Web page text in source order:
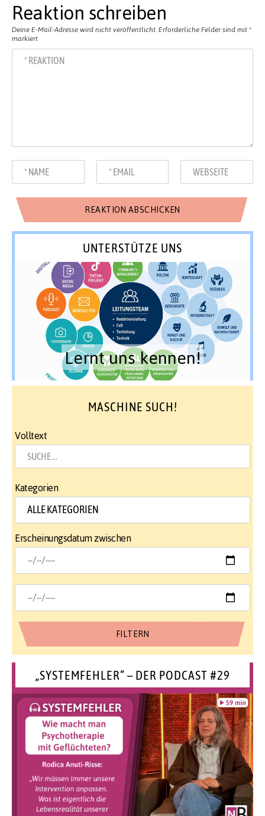
Reaktion schreiben
Deine E-Mail-Adresse wird nicht veröffentlicht. Erforderliche Felder sind mit *
markiert
UNTERSTÜTZE UNS
Lernt uns kennen!
MASCHINE SUCH!
Volltext
Kategorien
Erscheinungsdatum zwischen
„SYSTEMFEHLER“ – DER PODCAST #29